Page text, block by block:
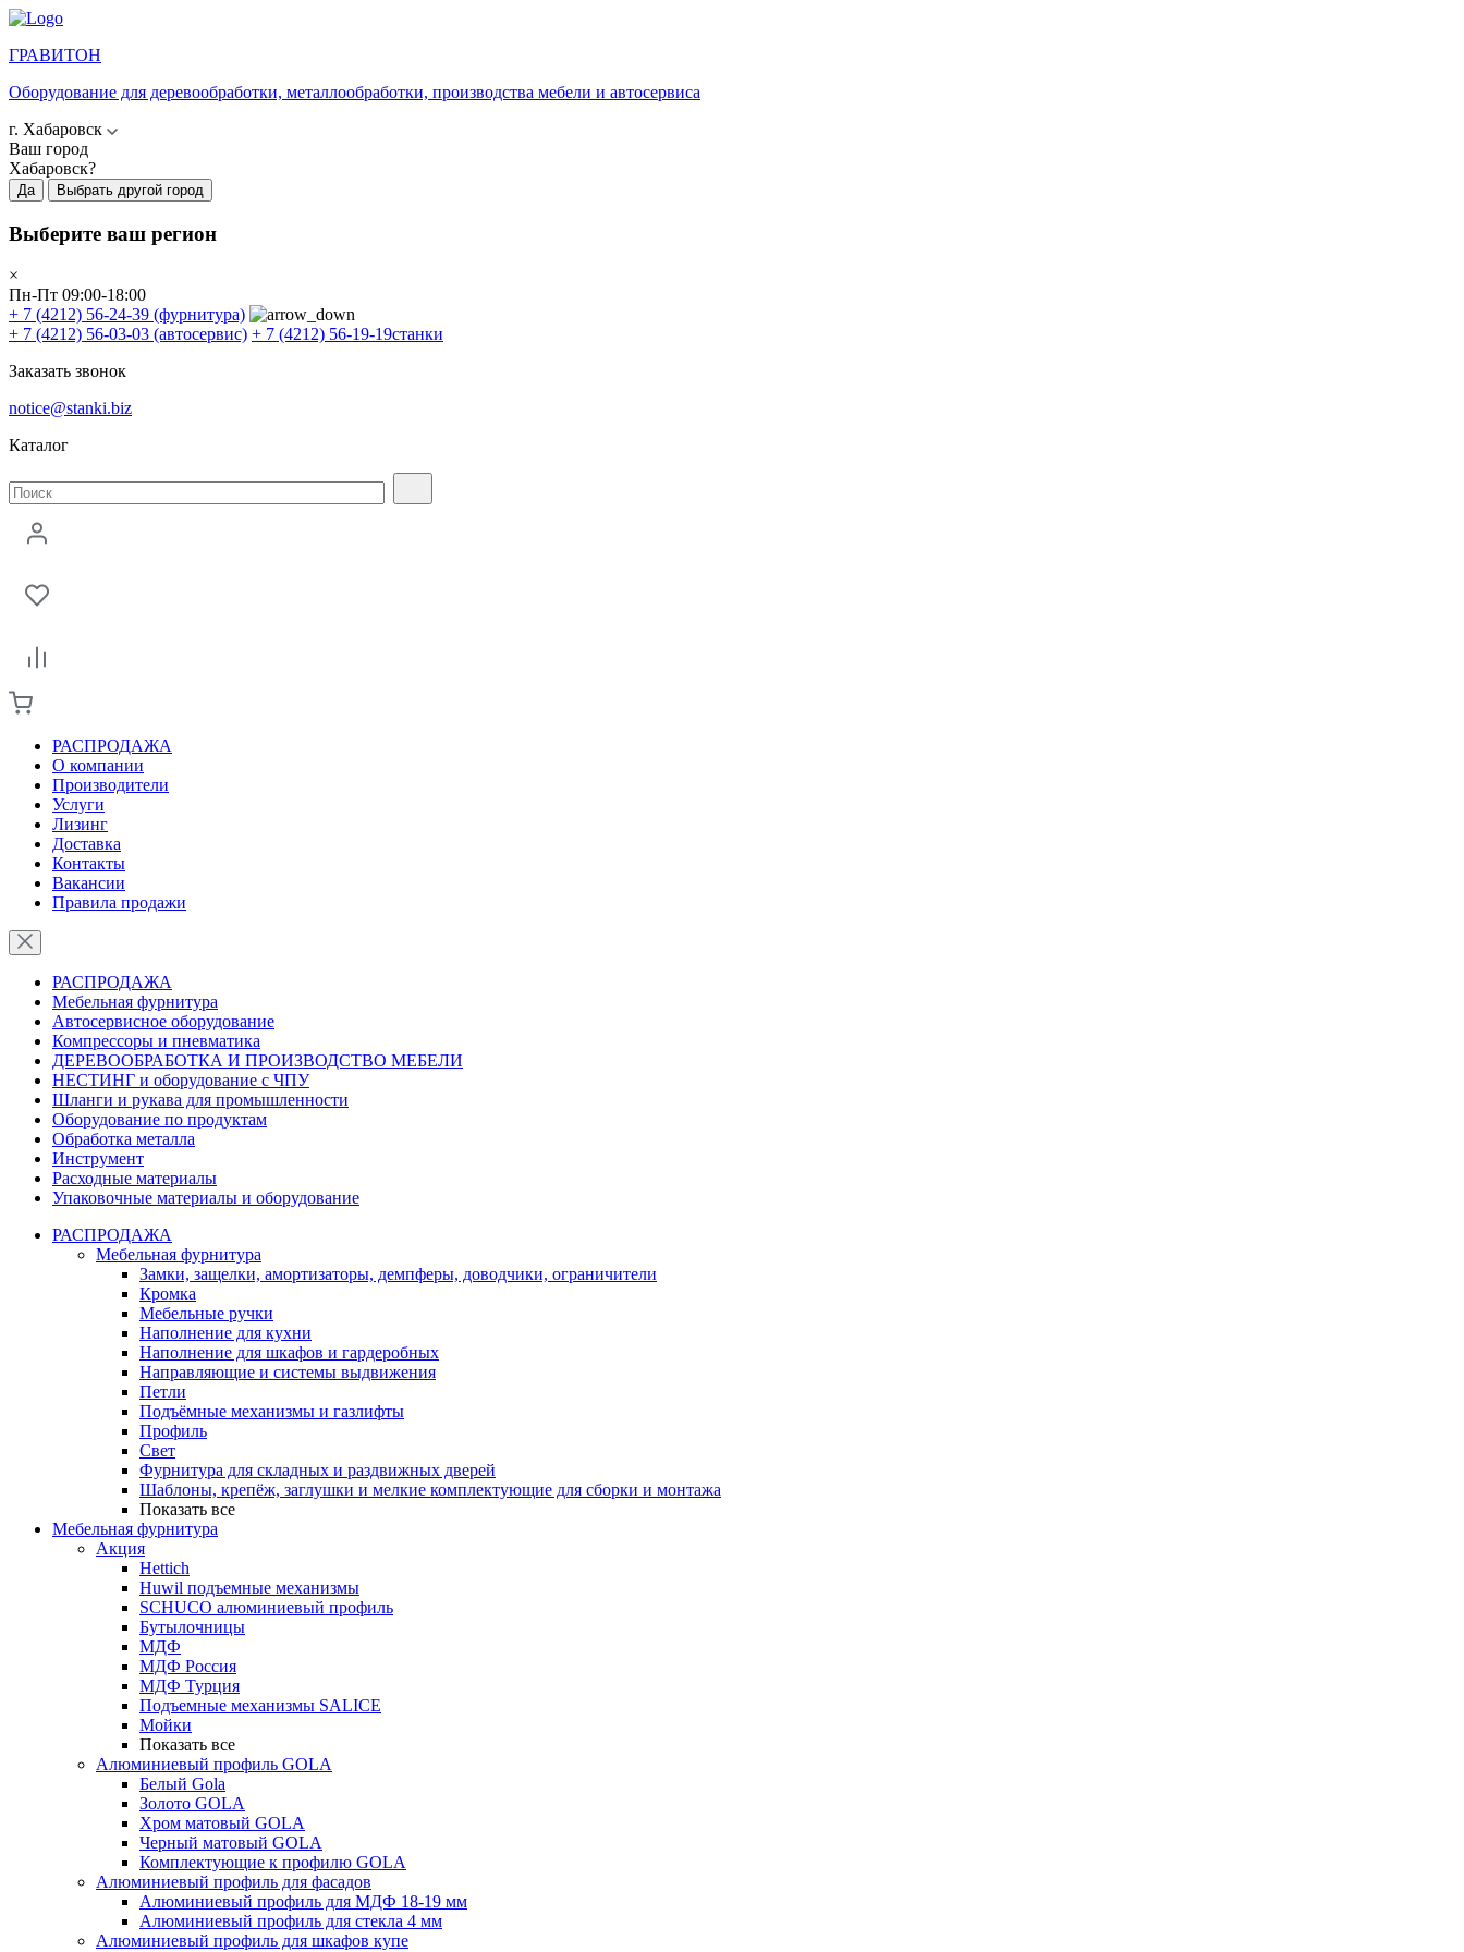
ГРАВИТОН
Оборудование для деревообработки, металлообработки, производства мебели и автосервиса
г. Хабаровск
Ваш город
Хабаровск?
Да Выбрать другой город
Выберите ваш регион
×
Пн-Пт 09:00-18:00
+ 7 (4212) 56-24-39 (фурнитура)
+ 7 (4212) 56-03-03 (автосервис) + 7 (4212) 56-19-19станки
Заказать звонок
notice@stanki.biz
Каталог
РАСПРОДАЖА
О компании
Производители
Услуги
Лизинг
Доставка
Контакты
Вакансии
Правила продажи
РАСПРОДАЖА
Мебельная фурнитура
Автосервисное оборудование
Компрессоры и пневматика
ДЕРЕВООБРАБОТКА И ПРОИЗВОДСТВО МЕБЕЛИ
НЕСТИНГ и оборудование с ЧПУ
Шланги и рукава для промышленности
Оборудование по продуктам
Обработка металла
Инструмент
Расходные материалы
Упаковочные материалы и оборудование
РАСПРОДАЖА
Мебельная фурнитура
Замки, защелки, амортизаторы, демпферы, доводчики, ограничители
Кромка
Мебельные ручки
Наполнение для кухни
Наполнение для шкафов и гардеробных
Направляющие и системы выдвижения
Петли
Подъёмные механизмы и газлифты
Профиль
Свет
Фурнитура для складных и раздвижных дверей
Шаблоны, крепёж, заглушки и мелкие комплектующие для сборки и монтажа
Показать все
Мебельная фурнитура
Акция
Hettich
Huwil подъемные механизмы
SCHUCO алюминиевый профиль
Бутылочницы
МДФ
МДФ Россия
МДФ Турция
Подъемные механизмы SALICE
Мойки
Показать все
Алюминиевый профиль GOLA
Белый Gola
Золото GOLA
Хром матовый GOLA
Черный матовый GOLA
Комплектующие к профилю GOLA
Алюминиевый профиль для фасадов
Алюминиевый профиль для МДФ 18-19 мм
Алюминиевый профиль для стекла 4 мм
Алюминиевый профиль для шкафов купе